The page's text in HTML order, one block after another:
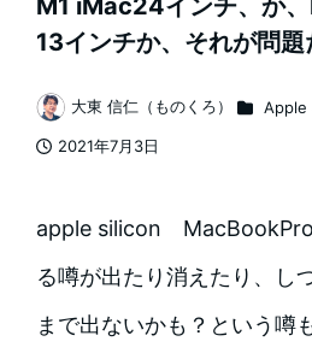
M1 iMac24インチ、か
13インチか、それが問題
2021年7月3日
著
者
大東 信仁（ものくろ） カテゴリ
Apple
apple silicon MacBookPro
る噂が出たり消えたり、し
まで出ないかも？という噂